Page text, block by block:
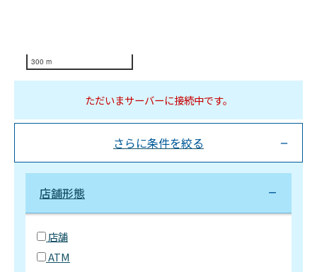
300 m
ただいまサーバーに接続中です。
さらに条件を絞る
店舗形態
店舗
ATM